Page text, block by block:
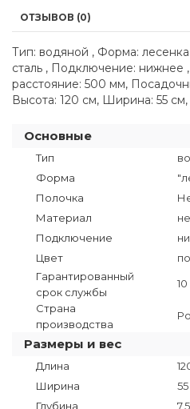
ОТЗЫВОВ (0)
Тип: водяной , Форма:
сталь , Подключение:
расстояние: 500 мм,
Высота: 120 см, Ширина: 55
Основные
Тип
Форма
Полочка
Материал
Подключение
Цвет
Гарантированный
срок службы
Страна
производства
Размеры и вес
Длина
Ширина
Глубина